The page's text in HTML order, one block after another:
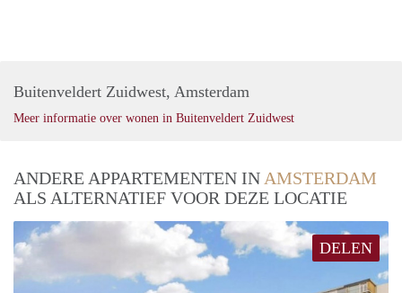
Buitenveldert Zuidwest, Amsterdam
Meer informatie over wonen in Buitenveldert Zuidwest
ANDERE APPARTEMENTEN IN AMSTERDAM
ALS ALTERNATIEF VOOR DEZE LOCATIE
DELEN